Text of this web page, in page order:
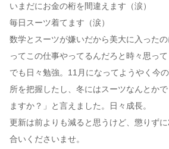
いまだにお金の桁を間違えます（涙）
毎日スーツ着てます（涙）
数学とスーツが嫌いだから美大に入った
ってこの仕事やってるんだろと時々思って
でも日々勉強。11月になってようやく今
所を把握したし、冬にはスーツなんとか
ますか？」と言えました。日々成長。
更新は前よりも減ると思うけど、懲りず
合いくださいませ。